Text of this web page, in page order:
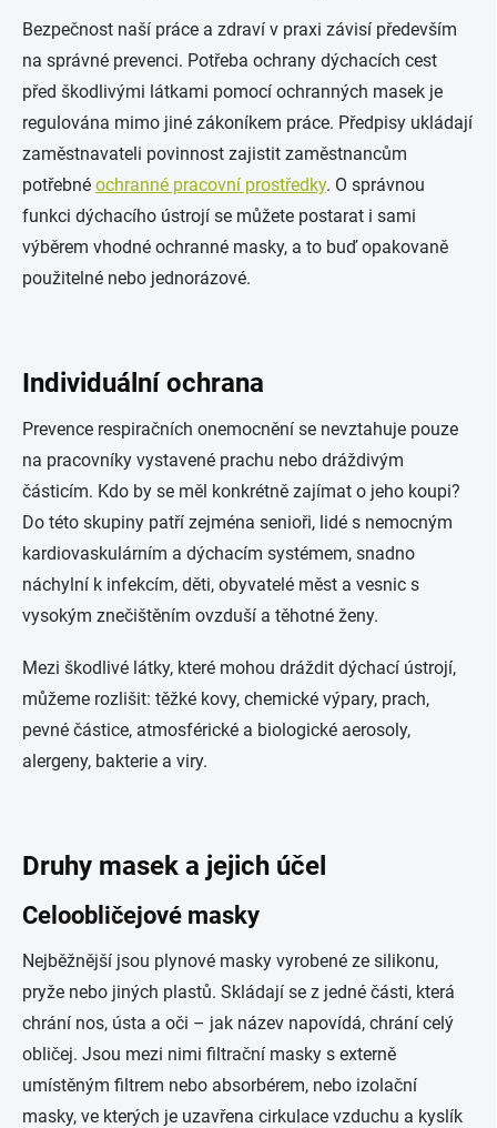
Bezpečnost naší práce a zdraví v praxi závisí především
na správné prevenci. Potřeba ochrany dýchacích cest
před škodlivými látkami pomocí ochranných masek je
regulována mimo jiné zákoníkem práce. Předpisy ukládají
zaměstnavateli povinnost zajistit zaměstnancům
potřebné ochranné pracovní prostředky. O správnou
funkci dýchacího ústrojí se můžete postarat i sami
výběrem vhodné ochranné masky, a to buď opakovaně
použitelné nebo jednorázové.
Individuální ochrana
Prevence respiračních onemocnění se nevztahuje pouze
na pracovníky vystavené prachu nebo dráždivým
částicím. Kdo by se měl konkrétně zajímat o jeho koupi?
Do této skupiny patří zejména senioři, lidé s nemocným
kardiovaskulárním a dýchacím systémem, snadno
náchylní k infekcím, děti, obyvatelé měst a vesnic s
vysokým znečištěním ovzduší a těhotné ženy.
Mezi škodlivé látky, které mohou dráždit dýchací ústrojí,
můžeme rozlišit: těžké kovy, chemické výpary, prach,
pevné částice, atmosférické a biologické aerosoly,
alergeny, bakterie a viry.
Druhy masek a jejich účel
Celoobličejové masky
Nejběžnější jsou plynové masky vyrobené ze silikonu,
pryže nebo jiných plastů. Skládají se z jedné části, která
chrání nos, ústa a oči – jak název napovídá, chrání celý
obličej. Jsou mezi nimi filtrační masky s externě
umístěným filtrem nebo absorbérem, nebo izolační
masky, ve kterých je uzavřena cirkulace vzduchu a kyslík